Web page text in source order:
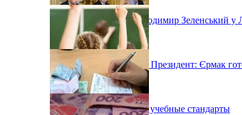
Президент України Володимир Зеленський у
Якщо про це попросить Президент: Єрмак
Во Львове ввели новые учебные стандарты